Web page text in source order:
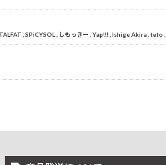
SPiCYSOL しもっきー Yap!!! Ishige Akira teto